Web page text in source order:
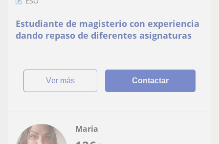
Estudiante de magisterio con experiencia
dando repaso de diferentes asignaturas
ver más Contactar
Maria